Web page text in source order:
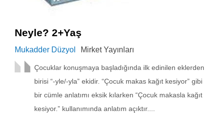
Neyle? 2+Yaş
Mukadder Düzyol Mirket Yayınları
Çocuklar konuşmaya başladığında ilk edinilen eklerden
birisi “-yle/-yla” ekidir. “Çocuk makas kağıt kesiyor” gibi
bir cümle anlatımı eksik kılarken “Çocuk makasla kağıt
kesiyor.” kullanımında anlatım açıktır....